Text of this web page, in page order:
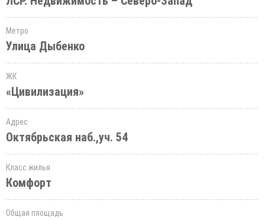
Метро
Улица Дыбенко
ЖК
«Цивилизация»
Адрес
Октябрьская наб.,уч. 54
Класс жилья
Комфорт
Общая площадь